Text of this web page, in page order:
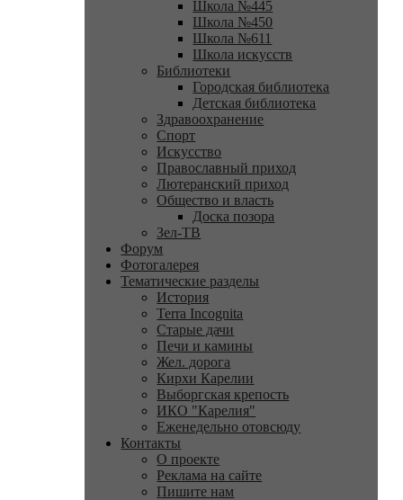
Школа №445
Школа №450
Школа №611
Школа искусств
Библиотеки
Городская библиотека
Детская библиотека
Здравоохранение
Спорт
Искусство
Православный приход
Лютеранский приход
Общество и власть
Доска позора
Зел-ТВ
Форум
Фотогалерея
Тематические разделы
История
Terra Incognita
Старые дачи
Печи и камины
Жел. дорога
Кирхи Карелии
Выборгская крепость
ИКО "Карелия"
Еженедельно отовсюду
Контакты
О проекте
Реклама на сайте
Пишите нам